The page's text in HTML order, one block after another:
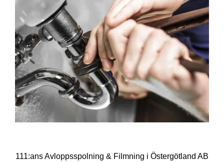
111:ans Avloppsspolning & Filmning i Östergötland AB